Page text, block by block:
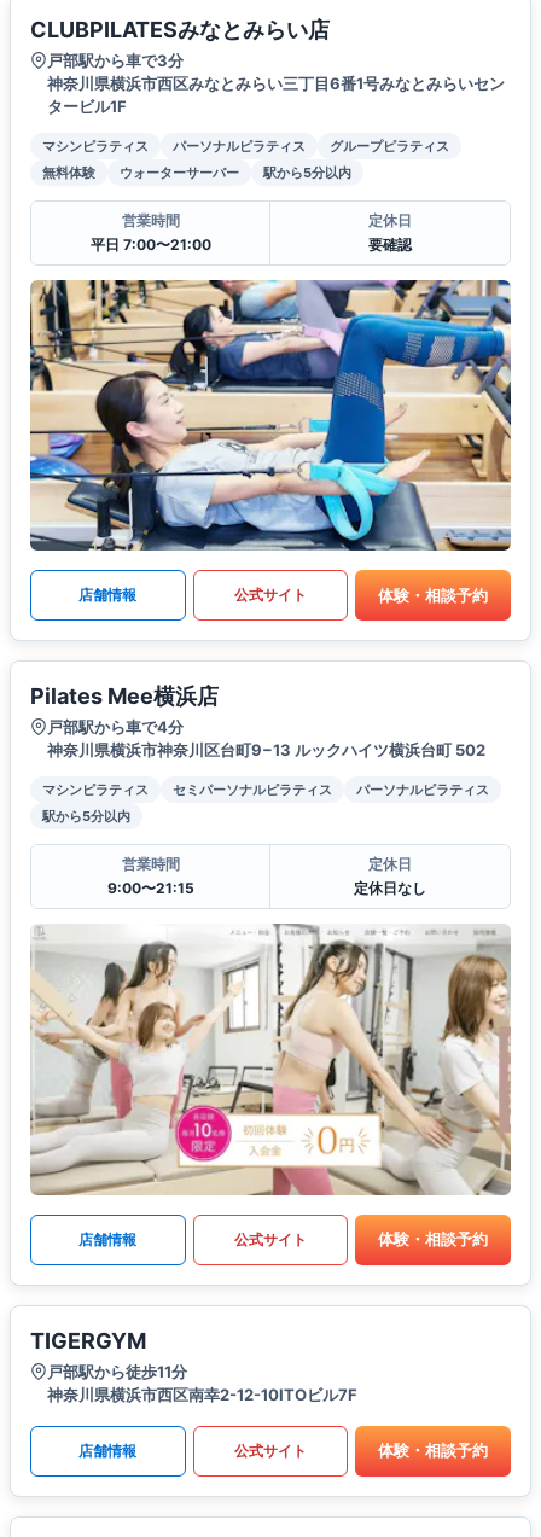
CLUBPILATESみなとみらい店
戸部駅から車で3分
神奈川県横浜市西区みなとみらい三丁目6番1号みなとみらいセン
タービル1F
マシンピラティス パーソナルピラティス
グループピラティス
無料体験
ウォーターサーバー 駅から5分以内
営業時間
平日 7:00〜21:00
定休日
要確認
店舗情報 公式サイト 体験・相談予約
Pilates Mee横浜店
戸部駅から車で4分
神奈川県横浜市神奈川区台町9−13 ルックハイツ横浜台町 502
マシンピラティス セミパーソナルピラティス
パーソナルピラティス
駅から5分以内
営業時間
9:00〜21:15
定休日
定休日なし
店舗情報 公式サイト 体験・相談予約
TIGERGYM
戸部駅から徒歩11分
神奈川県横浜市西区南幸2-12-10ITOビル7F
店舗情報 公式サイト 体験・相談予約